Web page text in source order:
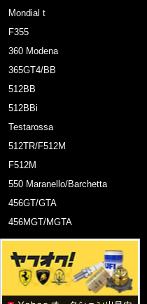
Mondial t
F355
360 Modena
365GT4/BB
512BB
512BBi
Testarossa
512TR/F512M
F512M
550 Maranello/Barchetta
456GT/GTA
456MGT/MGTA